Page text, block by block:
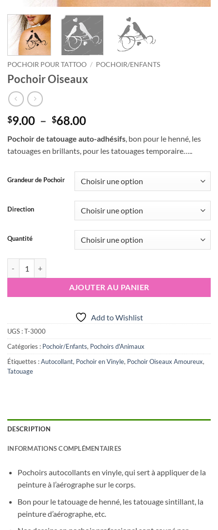
POCHOIR POUR TATTOO / POCHOIR/ENFANTS
Pochoir Oiseaux
$9.00 – $68.00Plage
prix :
$9.00
$68.00
Pochoir de tatouage auto-adhésifs , bon pour le henné, les
tatouages en brillants, pour les tatouages temporaire…..
Grandeur de Pochoir
Direction
Quantité
AJOUTER AU PANIER
Add to Wishlist
UGS :T-3000
Catégories : Pochoir/Enfants, Pochoirs d'Animaux
Étiquettes :Autocollant, Pochoir en Vinyle, Pochoir Oiseaux Amoureux,
Tatouage
DESCRIPTION
INFORMATIONS COMPLÉMENTAIRES
Pochoirs autocollants en vinyle, qui sert à appliquer de la
peinture à l’aérographe sur le corps.
Bon pour le tatouage de henné, les tatouage sintillant, la
peinture d’aérographe, etc.